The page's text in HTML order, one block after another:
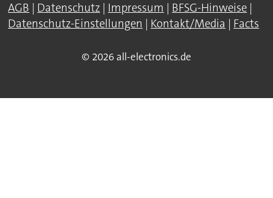
AGB | Datenschutz | Impressum | BFSG-Hinweise |
Datenschutz-Einstellungen | Kontakt/Media | Facts
© 2026 all-electronics.de